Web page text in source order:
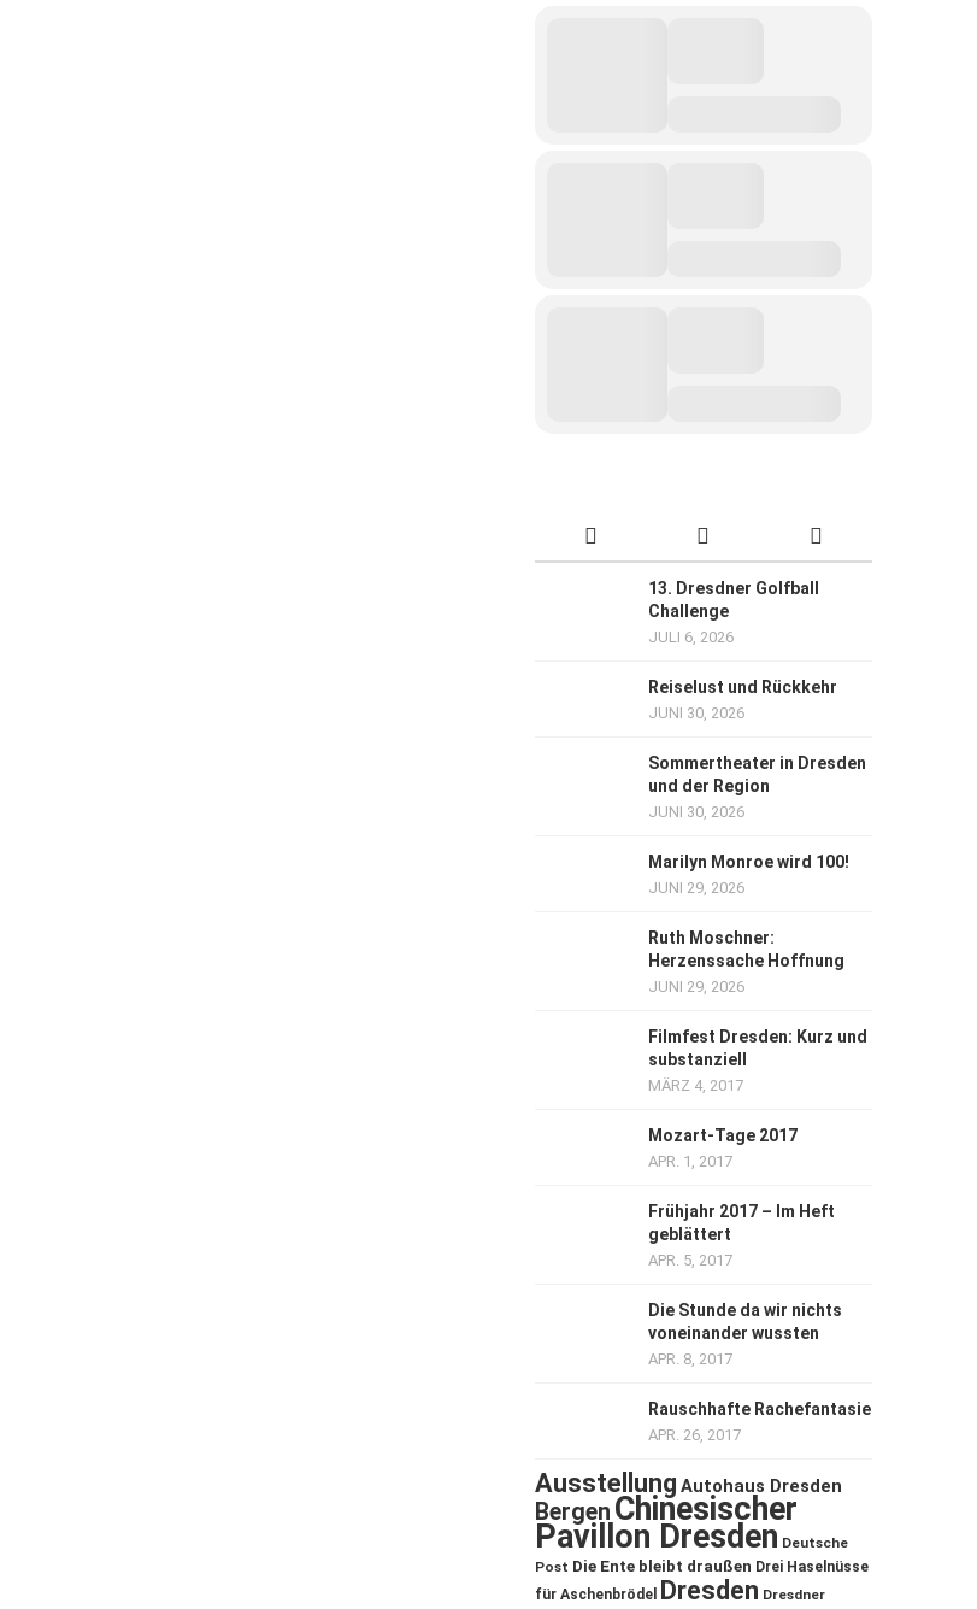
13. Dresdner Golfball
Challenge
JULI 6, 2026
Reiselust und Rückkehr
JUNI 30, 2026
Sommertheater in Dresden
und der Region
JUNI 30, 2026
Marilyn Monroe wird 100!
JUNI 29, 2026
Ruth Moschner:
Herzenssache Hoffnung
JUNI 29, 2026
Filmfest Dresden: Kurz und
substanziell
MÄRZ 4, 2017
Mozart-Tage 2017
APR. 1, 2017
Frühjahr 2017 – Im Heft
geblättert
APR. 5, 2017
Die Stunde da wir nichts
voneinander wussten
APR. 8, 2017
Rauschhafte Rachefantasie
APR. 26, 2017
Ausstellung Autohaus Dresden
Bergen Chinesischer
Pavillon Dresden Deutsche
Post Die Ente bleibt draußen Drei Haselnüsse
für Aschenbrödel
Dresden Dresdner